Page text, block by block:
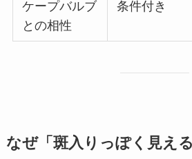
ケープバルブ
との相性
条件付き
なぜ「斑入りっぽく見え